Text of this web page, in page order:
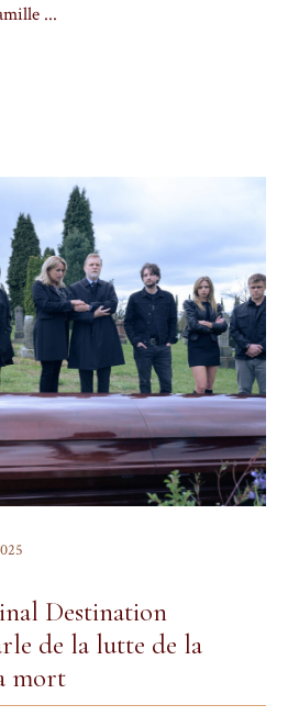
...
Destination
de la lutte de la
mort